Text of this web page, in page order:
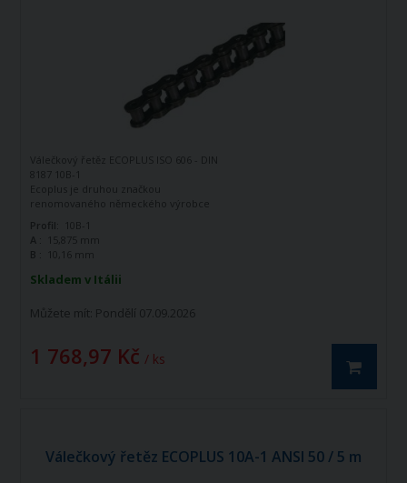
Skladem v Itálii
Můžete mít: Pondělí 07.09.2026
1 768,97 Kč / ks
Válečkový řetěz ECOPLUS ISO 606 - DIN
8187 10B-1
Ecoplus je druhou značkou
renomovaného německého výrobce
Tato značka vznikla jako ekonomická
řada k doplnění standardní řady tohoto
výrobce. Jedná se o kvalitní řetězy
vyráběné dle norem ISO 606 - DIN 8187.
DIN 8187 je jednořadý hnací řetěz.
Profil:
10B-1
A :
15,875 mm
B :
10,16 mm
Válečkový řetěz ECOPLUS 10A-1 ANSI 50 / 5 m